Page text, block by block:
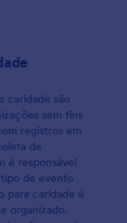
caridade são
sem fins
registros em
de
é responsável
de evento
para caridade é
organizado.